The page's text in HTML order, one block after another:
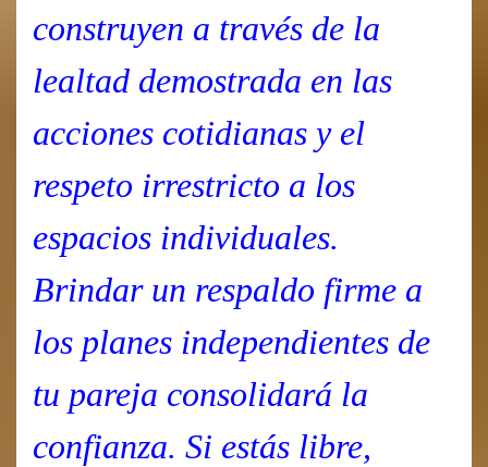
construyen a través de la
lealtad demostrada en las
acciones cotidianas y el
respeto irrestricto a los
espacios individuales.
Brindar un respaldo firme a
los planes independientes de
tu pareja consolidará la
confianza. Si estás libre,